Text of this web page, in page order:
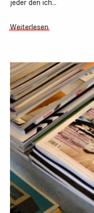
jeder den ich…
Weiterlesen